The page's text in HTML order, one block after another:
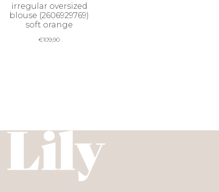
irregular oversized
blouse (2606929769)
soft orange
€109,90